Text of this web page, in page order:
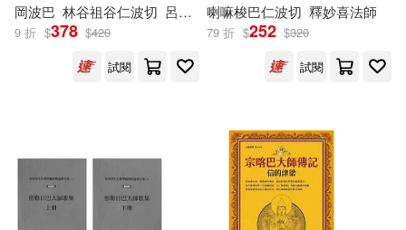
克里斯道夫‧菲爾德(4)
博胡米爾．赫拉巴爾(4)
堪布噶瑪拉布(4)
樂金文化(13)
高等教育出版社(13)
岡波巴 林谷祖谷仁波切 呂家茵
9 折 $378 $420
試閱
喇嘛梭巴仁波切 釋妙喜法師
79 折 $252 $320
試閱